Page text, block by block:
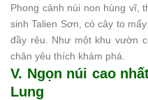
Phong cảnh núi non hùng vĩ,
sinh Talien Sơn, có cây to
đầy rêu. Như một khu vườn
chân yêu thích khám phá.
V. Ngọn núi cao
Lung